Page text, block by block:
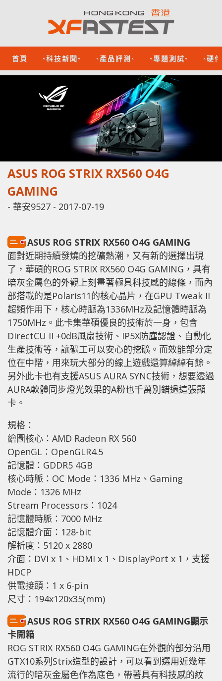
首頁 -科技新聞- -產品評測- -專題測試- -硬
ASUS ROG STRIX RX560 O4G
GAMING
- 華安9527 - 2017-07-19
ASUS ROG STRIX RX560 O4G GAMING
面對近期持續發燒的挖礦熱潮，又有新的選擇出現
了，華碩的ROG STRIX RX560 O4G GAMING，具有
暗灰金屬色的外觀上刻畫著極具科技感的線條，而內
部搭載的是Polaris11的核心晶片，在GPU Tweak II
超頻作用下，核心時脈為1336MHz及記憶體時脈為
1750MHz。此卡集華碩優良的技術於一身，包含
DirectCU II +0dB風扇技術、IP5X防塵認證、自動化
生產技術等，讓礦工可以安心的挖礦。而效能部分定
位在中階，用來玩大部分的線上遊戲還算綽綽有餘。
另外此卡也有支援ASUS AURA SYNC技術，想要透過
AURA軟體同步燈光效果的A粉也千萬別錯過這張顯
卡。
規格：
繪圖核心：AMD Radeon RX 560
OpenGL：OpenGLR4.5
記憶體：GDDR5 4GB
核心時脈：OC Mode：1336 MHz、Gaming
Mode：1326 MHz
Stream Processors：1024
記憶體時脈：7000 MHz
記憶體介面：128-bit
解析度：5120 x 2880
介面：DVI x 1、HDMI x 1、DisplayPort x 1，支援
HDCP
供電接頭：1 x 6-pin
尺寸：194x120x35(mm)
ASUS ROG STRIX RX560 O4G GAMING顯示
卡開箱
ROG STRIX RX560 O4G GAMING在外觀的部分沿用
GTX10系列Strix造型的設計，可以看到選用近幾年
流行的暗灰金屬色作為底色，帶著具有科技感的紋